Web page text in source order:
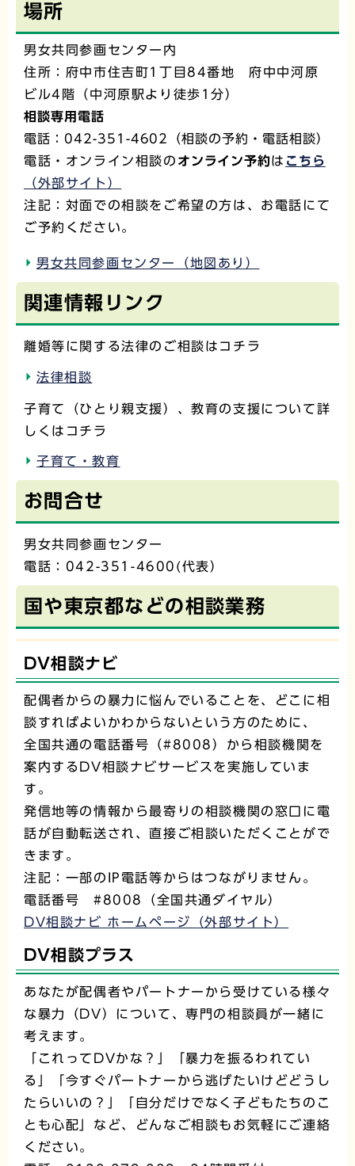
場所
男女共同参画センター内
住所：府中市住吉町1丁目84番地 府中中河原
ビル4階（中河原駅より徒歩1分）
相談専用電話
電話：042-351-4602（相談の予約・電話相談）
電話・オンライン相談の オンライン予約は こちら
（外部サイト）
注記：対面での相談をご希望の方は、お電話にて
ご予約ください。
男女共同参画センター（地図あり）
関連情報リンク
離婚等に関する法律のご相談はコチラ
法律相談
子育て（ひとり親支援）、教育の支援について詳
しくはコチラ
子育て・教育
お問合せ
男女共同参画センター
電話：042-351-4600(代表）
国や東京都などの相談業務
DV相談ナビ
配偶者からの暴力に悩んでいることを、どこに相
談すればよいかわからないという方のために、
全国共通の電話番号（#8008）から相談機関を
案内するDV相談ナビサービスを実施していま
す。
発信地等の情報から最寄りの相談機関の窓口に電
話が自動転送され、直接ご相談いただくことがで
きます。
注記：一部のIP電話等からはつながりません。
電話番号 #8008（全国共通ダイヤル）
DV相談ナビ ホームページ（外部サイト）
DV相談プラス
あなたが配偶者やパートナーから受けている様々
な暴力（DV）について、専門の相談員が一緒に
考えます。
「これってDVかな？」「暴力を振るわれてい
る」「今すぐパートナーから逃げたいけどどうし
たらいいの？」「自分だけでなく子どもたちのこ
とも心配」など、どんなご相談もお気軽にご連絡
ください。